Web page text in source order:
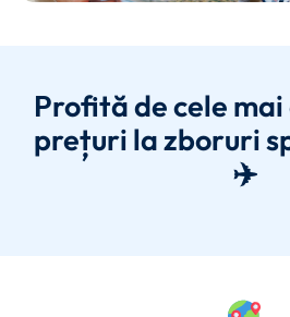
Profită de cele
prețuri la zboruri
✈️